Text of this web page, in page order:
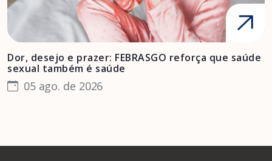
Dor, desejo e prazer: FEBRASGO reforça que saúde
sexual também é saúde
05 ago. de 2026